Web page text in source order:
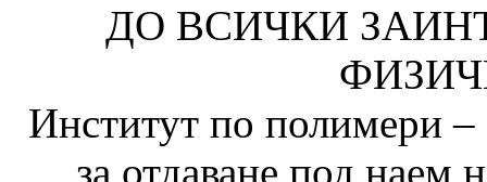
ДО ВСИЧКИ
Институт по полимери
за отдаване под